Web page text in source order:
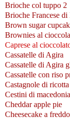
Brioche col tuppo 2
Brioche Francese
Brown sugar
Brownies al
Caprese al
Cassatelle di Agira
Cassatelle di Agira
Cassatelle con riso
Castagnole di ricotta
Cestini di macedonia
Cheddar apple pie
Cheesecake a freddo